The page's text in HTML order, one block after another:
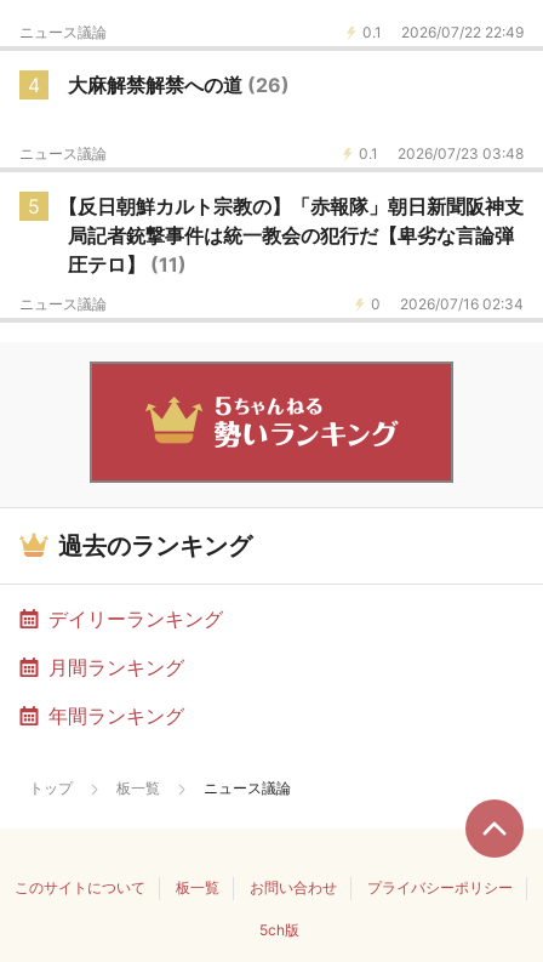
0.1 2026/07/22 22:49
ニュース議論
4 大麻解禁解禁への道 (26)
0.1 2026/07/23 03:48
ニュース議論
5
【反日朝鮮カルト宗教の】「赤報隊」朝日新聞阪神支
局記者銃撃事件は統一教会の犯行だ【卑劣な言論弾
圧テロ】 (11)
0 2026/07/16 02:34
ニュース議論
過去のランキング
デイリーランキング
月間ランキング
年間ランキング
トップ 板一覧 ニュース議論
このサイトについて 板一覧 お問い合わせ プライバシーポリシー
5ch版